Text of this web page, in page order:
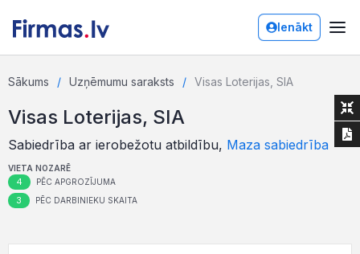
Ienākt
Sākums Uzņēmumu saraksts Visas Loterijas, SIA
Visas Loterijas, SIA
Sabiedrība ar ierobežotu atbildību, Maza sabiedrība
VIETA NOZARĒ
4 PĒC APGROZĪJUMA
3 PĒC DARBINIEKU SKAITA